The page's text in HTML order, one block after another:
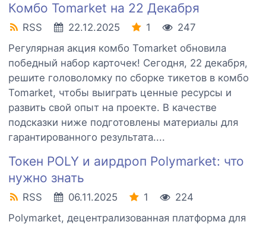
Комбо Tomarket на 22 Декабря
RSS 22.12.2025 1
247
Регулярная акция комбо Tomarket обновила
победный набор карточек! Сегодня, 22 декабря,
решите головоломку по сборке тикетов в комбо
Tomarket, чтобы выиграть ценные ресурсы и
развить свой опыт на проекте. В качестве
подсказки ниже подготовлены материалы для
гарантированного результата....
Токен POLY и аирдроп Polymarket: что
нужно знать
RSS 06.11.2025 1
224
Polymarket, децентрализованная платформа для